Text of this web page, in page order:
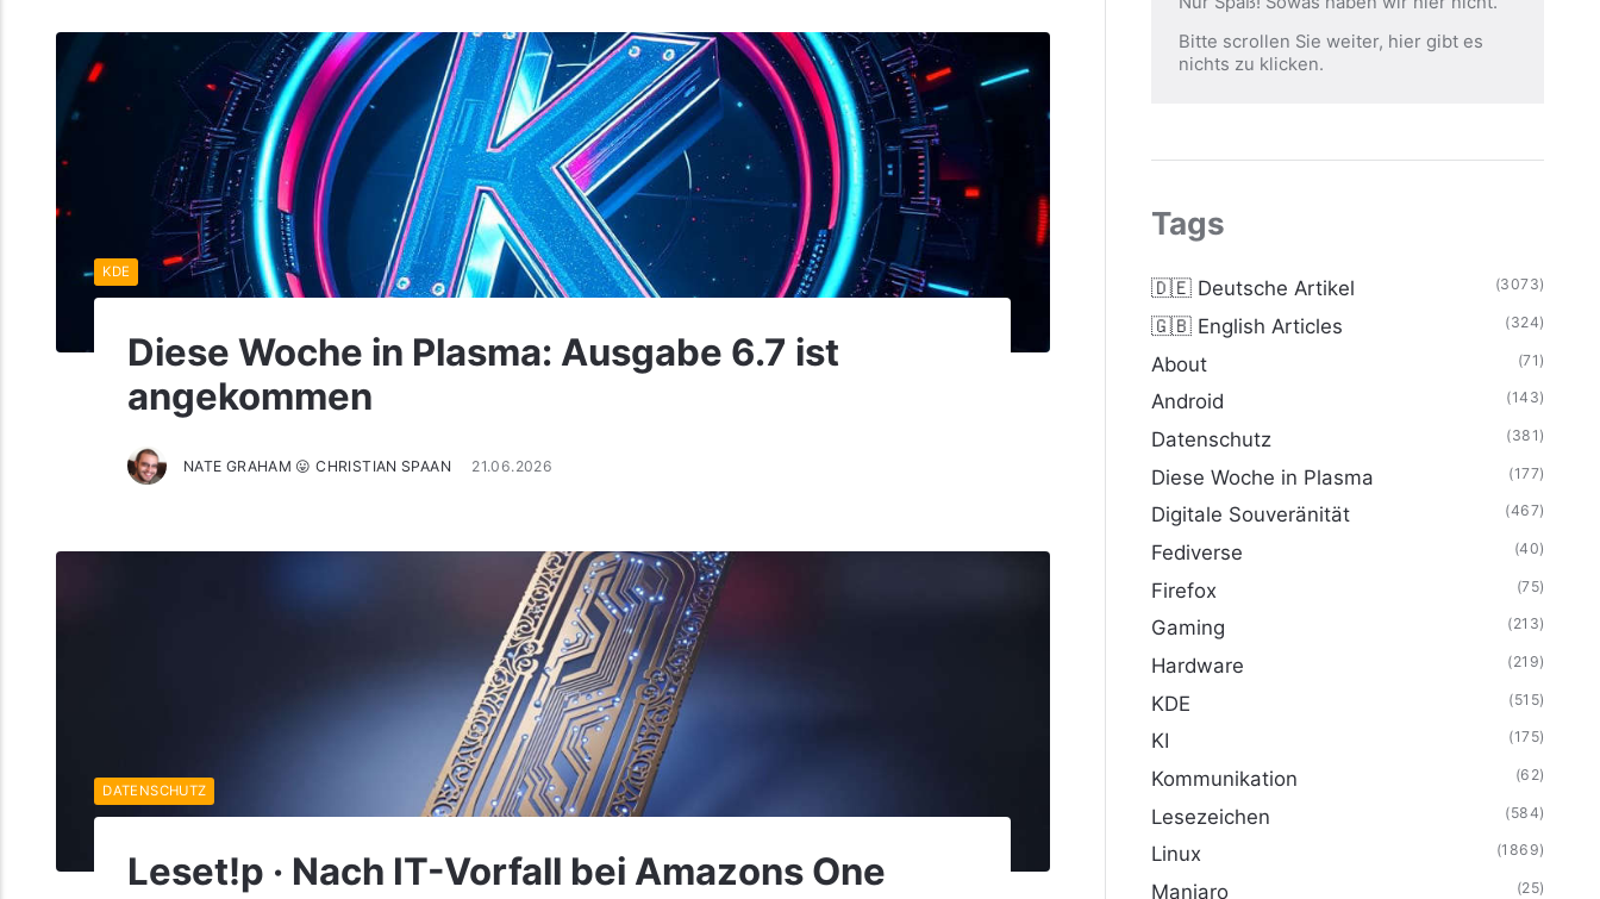
Diese Woche in Plasma: Ausgabe 6.7 ist
angekommen
NATE GRAHAM 😛 CHRISTIAN SPAAN 21.06.2026
KDE
Leset!p · Nach IT-Vorfall bei Amazons One
DATENSCHUTZ
Bitte scrollen Sie weiter, hier gibt es
nichts zu klicken.
Tags
🇩🇪 Deutsche Artikel (3073)
🇬🇧 English Articles (324)
About (71)
Android (143)
Datenschutz (381)
Diese Woche in Plasma (177)
Digitale Souveränität (467)
Fediverse (40)
Firefox (75)
Gaming (213)
Hardware (219)
KDE (515)
KI (175)
Kommunikation (62)
Lesezeichen (584)
Linux (1869)
Manjaro (25)